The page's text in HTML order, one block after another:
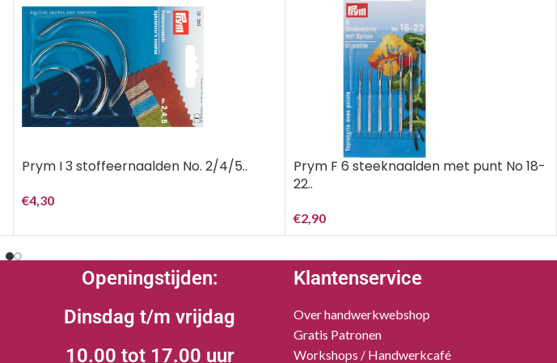
Prym I 3 stoffeernaalden No. 2/4/5..
€4,30
Prym F 6 steeknaalden met punt No 18-
22..
€2,90
Openingstijden:
Dinsdag t/m vrijdag
10.00 tot 17.00 uur
Klantenservice
Over handwerkwebshop
Gratis Patronen
Workshops / Handwerkcafé